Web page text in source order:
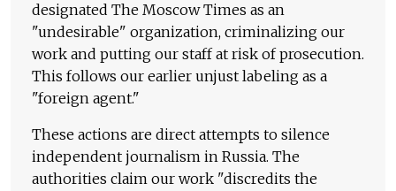
designated The Moscow Times as an
"undesirable" organization, criminalizing our
work and putting our staff at risk of prosecution.
This follows our earlier unjust labeling as a
"foreign agent."
These actions are direct attempts to silence
independent journalism in Russia. The
authorities claim our work "discredits the